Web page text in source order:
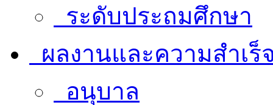
ระดับประถมศึกษา
ผลงานและความสำเร็
อนุบาล